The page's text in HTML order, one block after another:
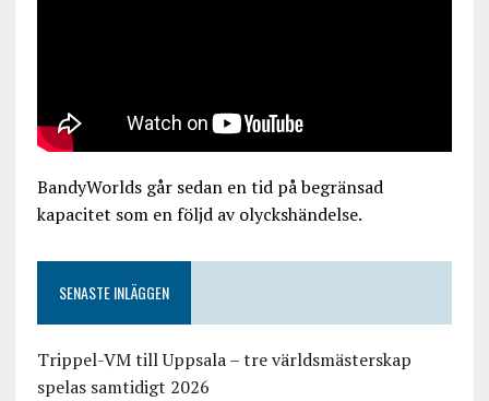
BandyWorlds går sedan en tid på begränsad
kapacitet som en följd av olyckshändelse.
SENASTE INLÄGGEN
Trippel-VM till Uppsala – tre världsmästerskap
spelas samtidigt 2026